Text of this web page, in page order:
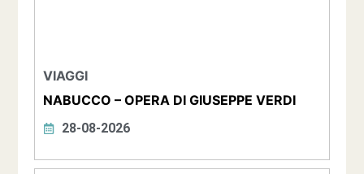
VIAGGI
NABUCCO – OPERA DI GIUSEPPE VERDI
28-08-2026